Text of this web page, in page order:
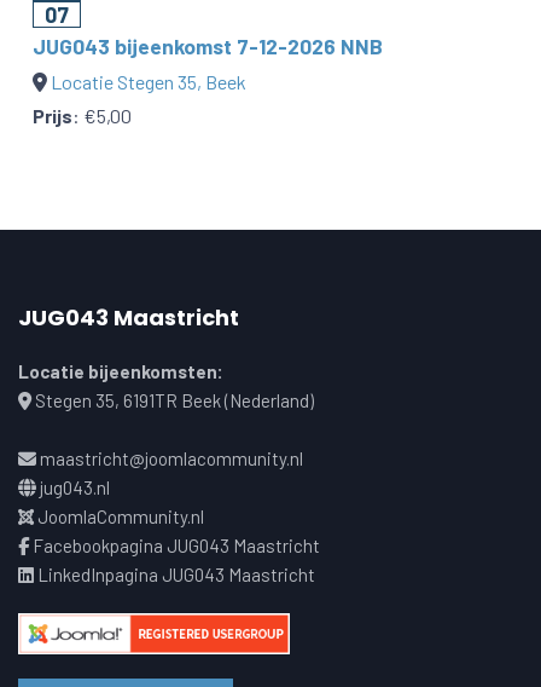
07
JUG043 bijeenkomst 7-12-2026 NNB
Locatie Stegen 35, Beek
Prijs: €5,00
JUG043 Maastricht
Locatie bijeenkomsten:
Stegen 35, 6191TR Beek (Nederland)
maastricht@joomlacommunity.nl
jug043.nl
JoomlaCommunity.nl
Facebookpagina JUG043 Maastricht
LinkedInpagina JUG043 Maastricht